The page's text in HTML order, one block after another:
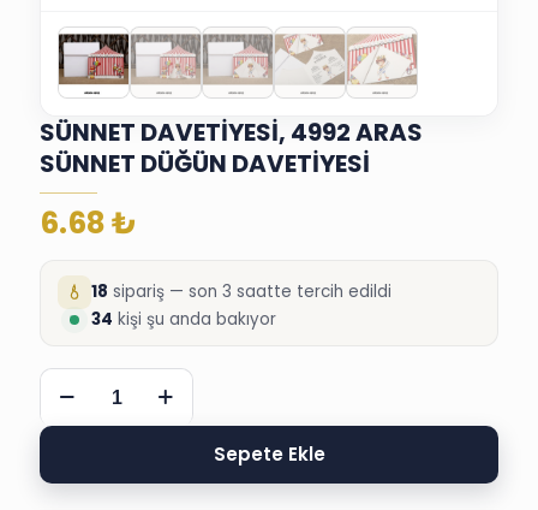
SÜNNET DAVETİYESİ, 4992 ARAS
SÜNNET DÜĞÜN DAVETİYESİ
6.68₺
18 sipariş — son 3 saatte tercih edildi
34 kişi şu anda bakıyor
SÜNNET
DAVETİYESİ,
4992
SÜNNET
Sepete Ekle